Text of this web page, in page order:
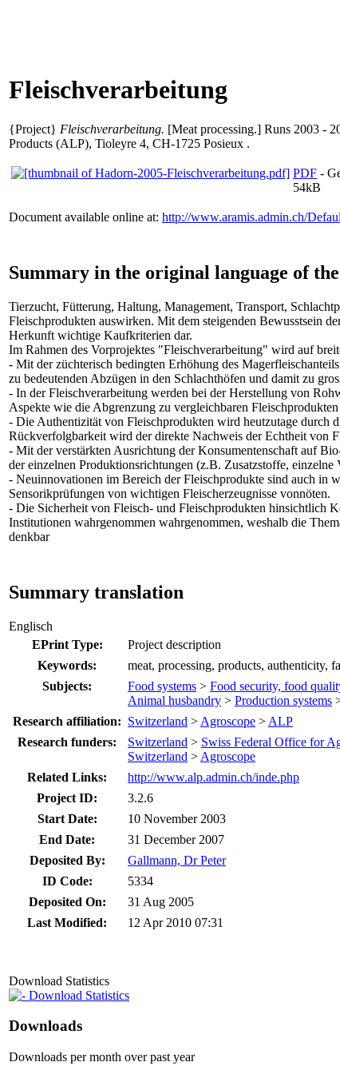
Fleischverarbeitung
{Project} Fleischverarbeitung. [Meat processing.] Runs 2003 -
Products (ALP), Tioleyre 4, CH-1725 Posieux .
PDF -
54kB
Document available online at: http://www.aramis.admin.ch/
Summary in the original language of
Tierzucht, Fütterung, Haltung, Management, Transport,
Fleischprodukten auswirken. Mit dem steigenden Bewusstsein
Herkunft wichtige Kaufkriterien dar.
Im Rahmen des Vorprojektes "Fleischverarbeitung" wird auf
- Mit der züchterisch bedingten Erhöhung des
zu bedeutenden Abzügen in den Schlachthöfen und damit zu
- In der Fleischverarbeitung werden bei der Herstellung von
Aspekte wie die Abgrenzung zu vergleichbaren
- Die Authentizität von Fleischprodukten wird heutzutage durch
Rückverfolgbarkeit wird der direkte Nachweis der Echtheit von
- Mit der verstärkten Ausrichtung der Konsumentenschaft auf
der einzelnen Produktionsrichtungen (z.B. Zusatzstoffe, einzelne
- Neuinnovationen im Bereich der Fleischprodukte sind auch in
Sensorikprüfungen von wichtigen Fleischerzeugnisse vonnöten.
- Die Sicherheit von Fleisch- und Fleischprodukten hinsichtlich
Institutionen wahrgenommen wahrgenommen, weshalb die
denkbar
Summary translation
Englisch
EPrint Type:
Project description
Keywords:
meat, processing, products, authenticity,
Subjects:
Food systems > Food security, food
Animal husbandry > Production systems
Research affiliation: Switzerland > Agroscope > ALP
Research funders:
Switzerland > Swiss Federal Office for
Switzerland > Agroscope
Related Links:
http://www.alp.admin.ch/inde.php
Project ID:
3.2.6
Start Date:
10 November 2003
End Date:
31 December 2007
Deposited By:
Gallmann, Dr Peter
ID Code:
5334
Deposited On:
31 Aug 2005
Last Modified:
12 Apr 2010 07:31
Download Statistics
Download Statistics
Downloads
Downloads per month over past year